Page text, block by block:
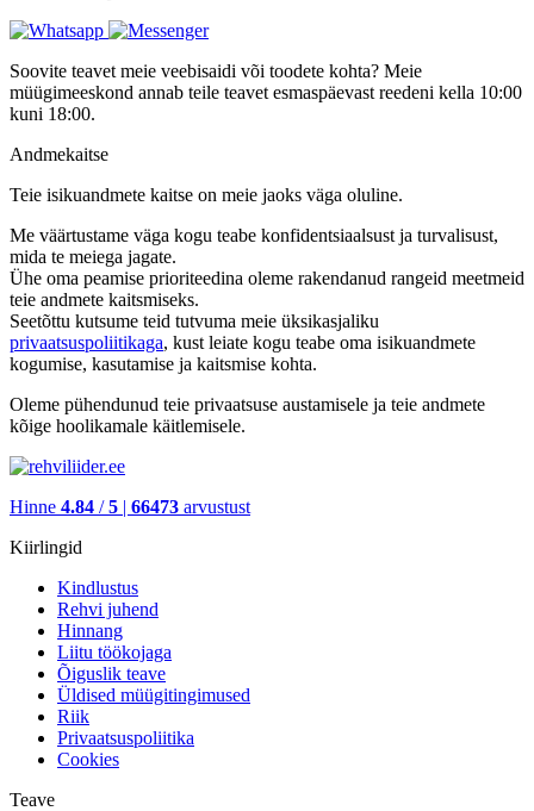
Soovite teavet meie veebisaidi või toodete kohta? Meie
müügimeeskond annab teile teavet esmaspäevast reedeni kella 10:00
kuni 18:00.
Andmekaitse
Teie isikuandmete kaitse on meie jaoks väga oluline.
Me väärtustame väga kogu teabe konfidentsiaalsust ja turvalisust,
mida te meiega jagate.
Ühe oma peamise prioriteedina oleme rakendanud rangeid meetmeid
teie andmete kaitsmiseks.
Seetõttu kutsume teid tutvuma meie üksikasjaliku
privaatsuspoliitikaga, kust leiate kogu teabe oma isikuandmete
kogumise, kasutamise ja kaitsmise kohta.
Oleme pühendunud teie privaatsuse austamisele ja teie andmete
kõige hoolikamale käitlemisele.
Hinne 4.84 /5 | 66473 arvustust
Kiirlingid
Kindlustus
Rehvi juhend
Hinnang
Liitu töökojaga
Õiguslik teave
Üldised müügitingimused
Riik
Privaatsuspoliitika
Cookies
Teave